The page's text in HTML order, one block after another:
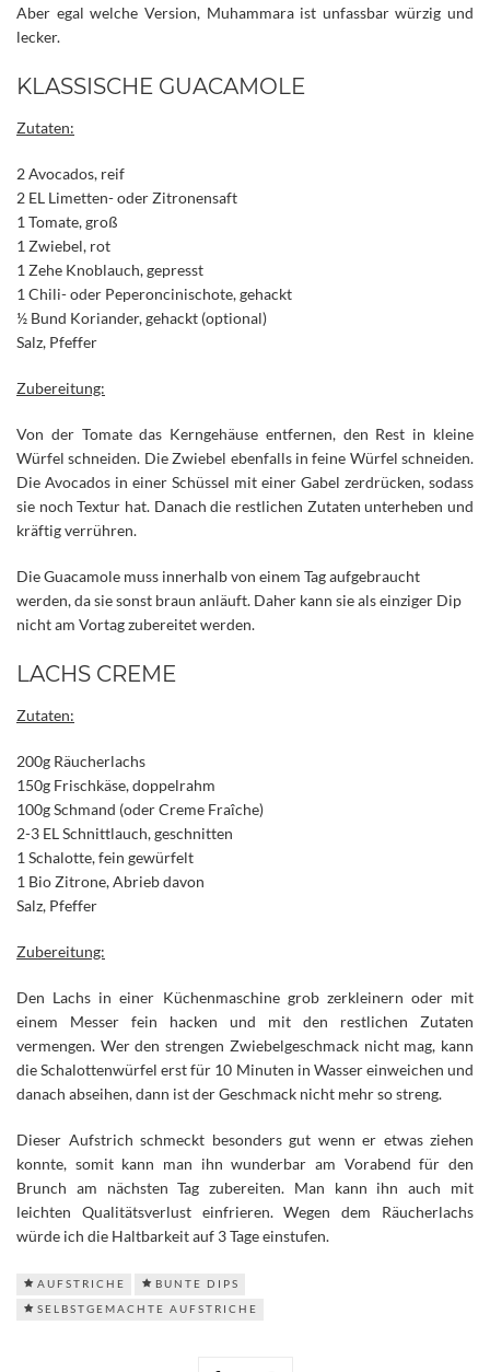
Aber egal welche Version, Muhammara ist unfassbar würzig und
lecker.
KLASSISCHE GUACAMOLE
Zutaten:
2 Avocados, reif
2 EL Limetten- oder Zitronensaft
1 Tomate, groß
1 Zwiebel, rot
1 Zehe Knoblauch, gepresst
1 Chili- oder Peperoncinischote, gehackt
½ Bund Koriander, gehackt (optional)
Salz, Pfeffer
Zubereitung:
Von der Tomate das Kerngehäuse entfernen, den Rest in kleine
Würfel schneiden. Die Zwiebel ebenfalls in feine Würfel schneiden.
Die Avocados in einer Schüssel mit einer Gabel zerdrücken, sodass
sie noch Textur hat. Danach die restlichen Zutaten unterheben und
kräftig verrühren.
Die Guacamole muss innerhalb von einem Tag aufgebraucht
werden, da sie sonst braun anläuft. Daher kann sie als einziger Dip
nicht am Vortag zubereitet werden.
LACHS CREME
Zutaten:
200g Räucherlachs
150g Frischkäse, doppelrahm
100g Schmand (oder Creme Fraîche)
2-3 EL Schnittlauch, geschnitten
1 Schalotte, fein gewürfelt
1 Bio Zitrone, Abrieb davon
Salz, Pfeffer
Zubereitung:
Den Lachs in einer Küchenmaschine grob zerkleinern oder mit
einem Messer fein hacken und mit den restlichen Zutaten
vermengen. Wer den strengen Zwiebelgeschmack nicht mag, kann
die Schalottenwürfel erst für 10 Minuten in Wasser einweichen und
danach abseihen, dann ist der Geschmack nicht mehr so streng.
Dieser Aufstrich schmeckt besonders gut wenn er etwas ziehen
konnte, somit kann man ihn wunderbar am Vorabend für den
Brunch am nächsten Tag zubereiten. Man kann ihn auch mit
leichten Qualitätsverlust einfrieren. Wegen dem Räucherlachs
würde ich die Haltbarkeit auf 3 Tage einstufen.
AUFSTRICHE BUNTE DIPS
SELBSTGEMACHTE AUFSTRICHE